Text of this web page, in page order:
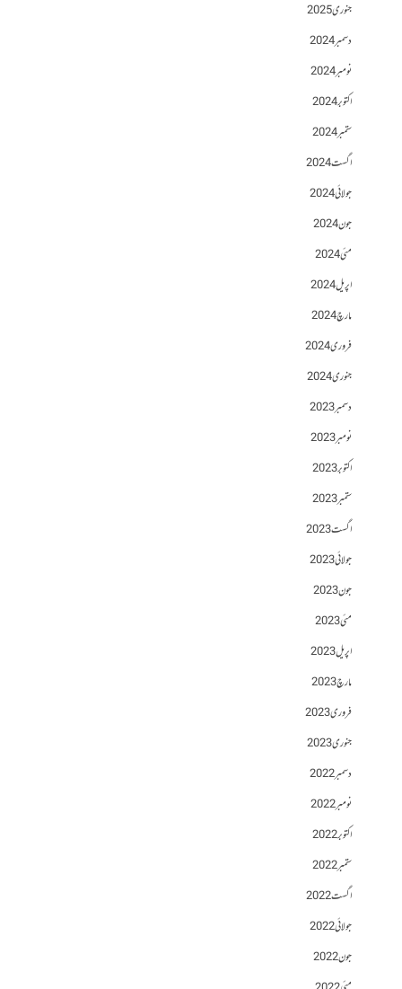
جنوری 2025
دسمبر 2024
نومبر 2024
اکتوبر 2024
ستمبر 2024
اگست 2024
جولائی 2024
جون 2024
مئی 2024
اپریل 2024
مارچ 2024
فروری 2024
جنوری 2024
دسمبر 2023
نومبر 2023
اکتوبر 2023
ستمبر 2023
اگست 2023
جولائی 2023
جون 2023
مئی 2023
اپریل 2023
مارچ 2023
فروری 2023
جنوری 2023
دسمبر 2022
نومبر 2022
اکتوبر 2022
ستمبر 2022
اگست 2022
جولائی 2022
جون 2022